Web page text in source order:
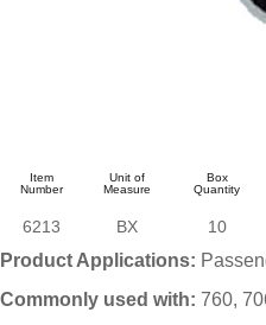
Item
Number
Unit of
Measure
Box
Quantity
6213 BX 10
Product Applications:
Commonly used with: 760,